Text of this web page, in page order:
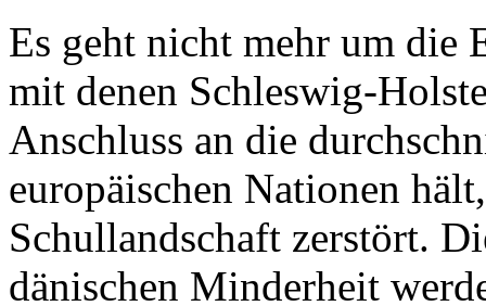
Es geht nicht mehr um die
mit denen Schleswig-
Anschluss an die
europäischen Nationen
Schullandschaft zerstört.
dänischen Minderheit